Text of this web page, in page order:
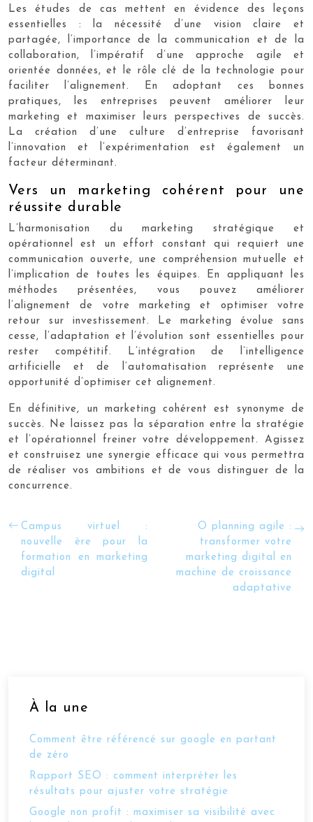
Les études de cas mettent en évidence des leçons
essentielles : la nécessité d’une vision claire et
partagée, l’importance de la communication et de la
collaboration, l’impératif d’une approche agile et
orientée données, et le rôle clé de la technologie pour
faciliter l’alignement. En adoptant ces bonnes
pratiques, les entreprises peuvent améliorer leur
marketing et maximiser leurs perspectives de succès.
La création d’une culture d’entreprise favorisant
l’innovation et l’expérimentation est également un
facteur déterminant.
Vers un marketing cohérent pour une
réussite durable
L’harmonisation du marketing stratégique et
opérationnel est un effort constant qui requiert une
communication ouverte, une compréhension mutuelle et
l’implication de toutes les équipes. En appliquant les
méthodes présentées, vous pouvez améliorer
l’alignement de votre marketing et optimiser votre
retour sur investissement. Le marketing évolue sans
cesse, l’adaptation et l’évolution sont essentielles pour
rester compétitif. L’intégration de l’intelligence
artificielle et de l’automatisation représente une
opportunité d’optimiser cet alignement.
En définitive, un marketing cohérent est synonyme de
succès. Ne laissez pas la séparation entre la stratégie
et l’opérationnel freiner votre développement. Agissez
et construisez une synergie efficace qui vous permettra
de réaliser vos ambitions et de vous distinguer de la
concurrence.
Campus virtuel :
nouvelle ère pour la
formation en marketing
digital
O planning agile :
transformer votre
marketing digital en
machine de croissance
adaptative
À la une
Comment être référencé sur google en partant
de zéro
Rapport SEO : comment interpréter les
résultats pour ajuster votre stratégie
Google non profit : maximiser sa visibilité avec